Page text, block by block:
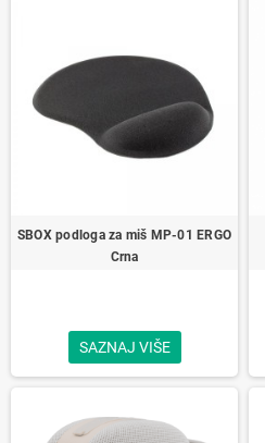
SBOX podloga za miš MP-01 ERGO
Crna
SAZNAJ VIŠE